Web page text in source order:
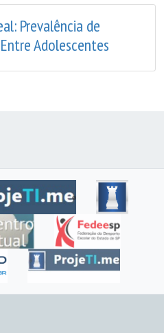
Prevalência de
Adolescentes